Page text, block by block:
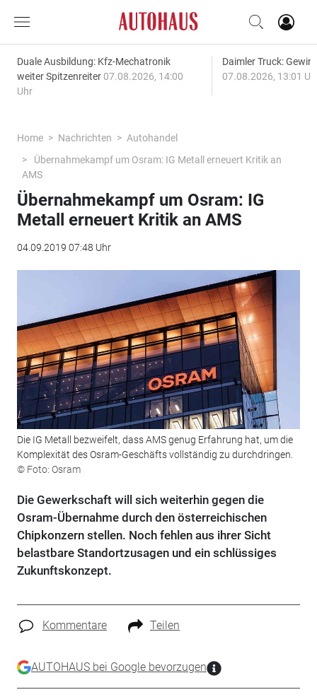
Duale Ausbildung: Kfz-Mechatronik
weiter Spitzenreiter 07.08.2026, 14:00
Uhr
Daimler Truck:
07.08.2026, 13:01
Home Nachrichten
Autohandel
Übernahmekampf um Osram: IG Metall erneuert Kritik an
AMS
Übernahmekampf um Osram: IG
Metall erneuert Kritik an AMS
04.09.2019 07:48 Uhr
Die IG Metall bezweifelt, dass AMS genug Erfahrung hat, um die
Komplexität des Osram-Geschäfts vollständig zu durchdringen.
© Foto: Osram
Die Gewerkschaft will sich weiterhin gegen die
Osram-Übernahme durch den österreichischen
Chipkonzern stellen. Noch fehlen aus ihrer Sicht
belastbare Standortzusagen und ein schlüssiges
Zukunftskonzept.
Kommentare Teilen
AUTOHAUS bei Google bevorzugen